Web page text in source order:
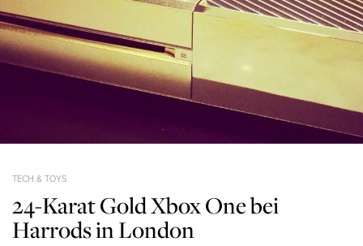
TECH & TOYS
24-Karat Gold Xbox One bei
Harrods in London